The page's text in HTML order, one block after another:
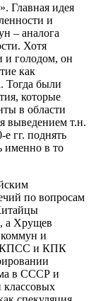
Главная идея
и
– аналога
Хотя
и голодом, он
как
Тогда были
которые
в области
выведением т.н.
гг. поднять
именно в то
по вопросам
а Хрущев
коммун и
КПСС и КПК
в СССР и
классовых